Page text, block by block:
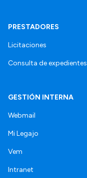
PRESTADORES
Licitaciones
Consulta de expedientes
GESTIÓN INTERNA
Webmail
Mi Legajo
Vem
Intranet